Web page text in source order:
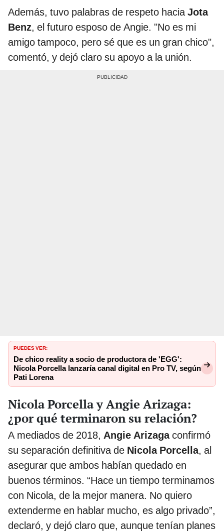
Además, tuvo palabras de respeto haciaJota
Benz, el futuro esposo de Angie. "No es mi
amigo tampoco, pero sé que es un gran chico",
comentó, y dejó claro su apoyo a la unión.
PUEDES VER:
De chico reality a socio de productora de 'EGG':
Nicola Porcella lanzaría canal digital en Pro TV, según
Pati Lorena
Nicola Porcella y Angie Arizaga:
¿por qué terminaron su relación?
A mediados de 2018, Angie Arizagaconfirmó
su separación definitiva de Nicola Porcella, al
asegurar que ambos habían quedado en
buenos términos. “Hace un tiempo terminamos
con Nicola, de la mejor manera. No quiero
extenderme en hablar mucho, es algo privado”,
declaró, y dejó claro que, aunque tenían planes